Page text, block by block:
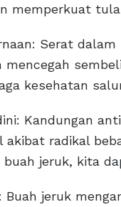
memperkuat
Serat
mencegah
kesehatan
Kandungan
radikal
buah jeruk, kita
Buah jeruk